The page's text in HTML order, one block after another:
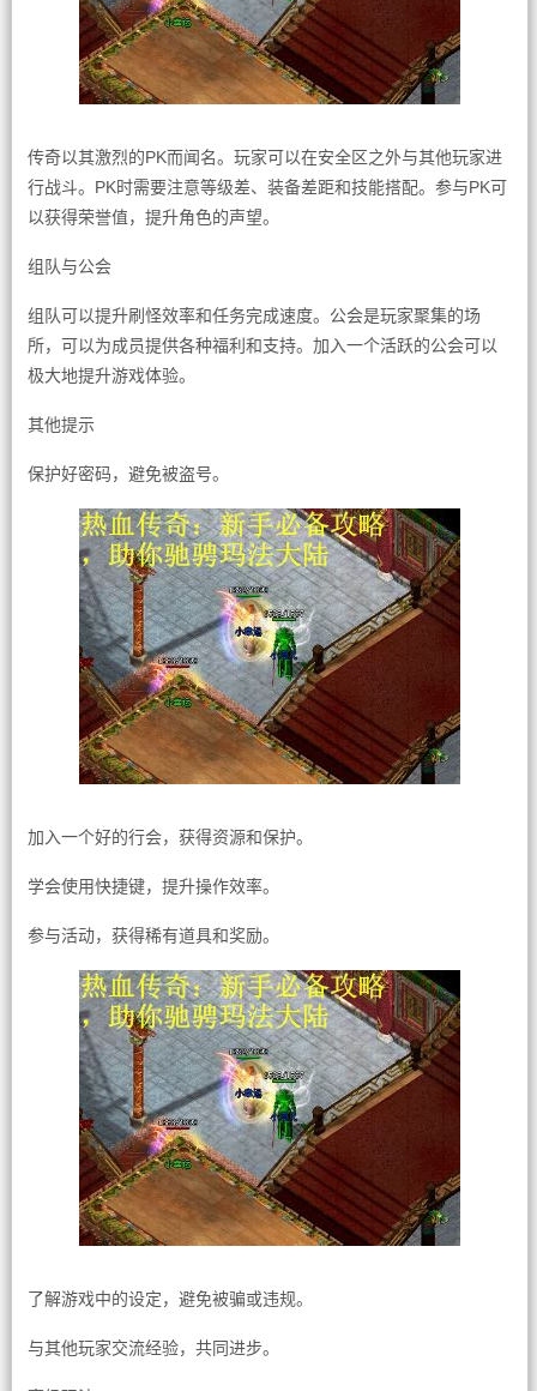
传奇以其激烈的PK而闻名。玩家可以在安全区之外与其他玩家进
行战斗。PK时需要注意等级差、装备差距和技能搭配。参与PK可
以获得荣誉值，提升角色的声望。
组队与公会
组队可以提升刷怪效率和任务完成速度。公会是玩家聚集的场
所，可以为成员提供各种福利和支持。加入一个活跃的公会可以
极大地提升游戏体验。
其他提示
保护好密码，避免被盗号。
加入一个好的行会，获得资源和保护。
学会使用快捷键，提升操作效率。
参与活动，获得稀有道具和奖励。
了解游戏中的设定，避免被骗或违规。
与其他玩家交流经验，共同进步。